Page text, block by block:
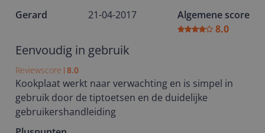
Gerard 21-04-2017
Algemene score
8.0
Eenvoudig in gebruik
Reviewscore 8.0
Kookplaat werkt naar verwachting en is simpel in
gebruik door de tiptoetsen en de duidelijke
gebruikershandleiding